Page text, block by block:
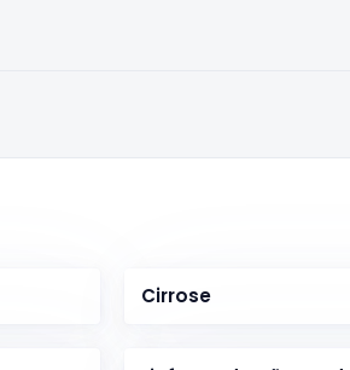
Cirrose